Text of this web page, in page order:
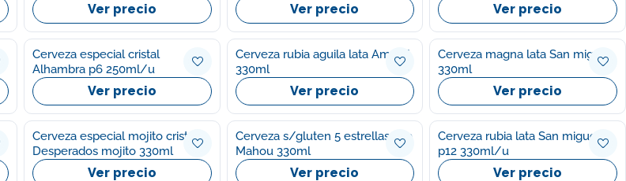
Ver precio Ver precio Ver precio
Cerveza especial cristal
Alhambra p6 250ml/u
Ver precio
Cerveza rubia aguila lata Amstel
330ml
Ver precio
Cerveza magna lata San miguel
330ml
Ver precio
Cerveza especial mojito cristal
Desperados mojito 330ml
Ver precio
Cerveza s/gluten 5 estrellas lata
Mahou 330ml
Ver precio
Cerveza rubia lata San miguel
p12 330ml/u
Ver precio